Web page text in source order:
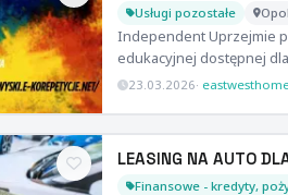
Usługi pozostałe
Independent Uprzejmie
edukacyjnej dostępnej
23.03.2026·
LEASING NA AUTO
Finansowe - kredyty,